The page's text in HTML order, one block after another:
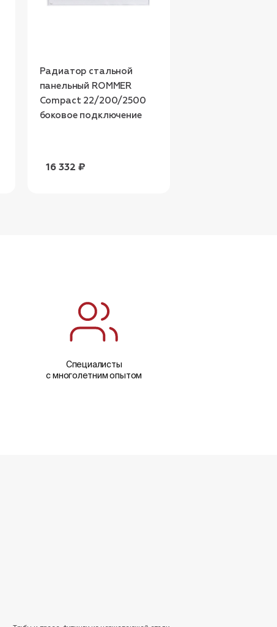
Радиатор стальной
панельный ROMMER
Compact 22/200/2500
боковое подключение
16 332 ₽
Специалисты
с многолетним опытом